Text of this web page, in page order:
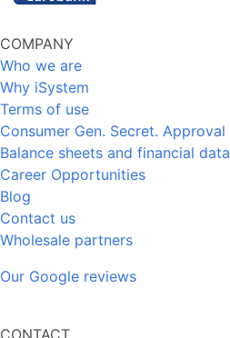
COMPANY
Who we are
Why iSystem
Terms of use
Consumer Gen. Secret. Approval
Balance sheets and financial data
Career Opportunities
Blog
Contact us
Wholesale partners
Our Google reviews
CONTACT